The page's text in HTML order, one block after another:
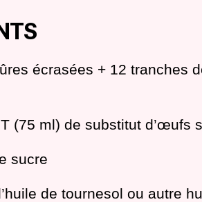
écrasées + 12 tranches
(75 ml) de substitut d’œufs
sucre
de tournesol ou autre